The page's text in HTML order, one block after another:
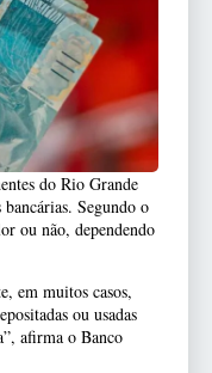
do Rio Grande
Segundo o
ou não, dependendo
em muitos casos,
ou usadas
afirma o Banco